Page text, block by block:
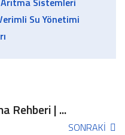
Su Yönetimi
Rehberi | ...
SONRAKI